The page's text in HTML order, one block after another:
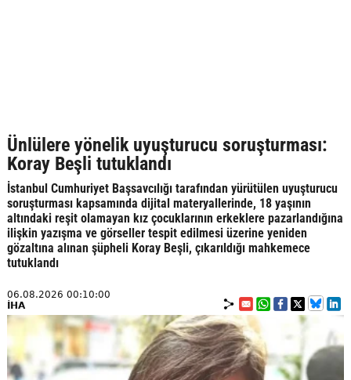
Ünlülere yönelik uyuşturucu soruşturması:
Koray Beşli tutuklandı
İstanbul Cumhuriyet Başsavcılığı tarafından yürütülen uyuşturucu
soruşturması kapsamında dijital materyallerinde, 18 yaşının
altındaki reşit olamayan kız çocuklarının erkeklere pazarlandığına
ilişkin yazışma ve görseller tespit edilmesi üzerine yeniden
gözaltına alınan şüpheli Koray Beşli, çıkarıldığı mahkemece
tutuklandı
06.08.2026 00:10:00
İHA